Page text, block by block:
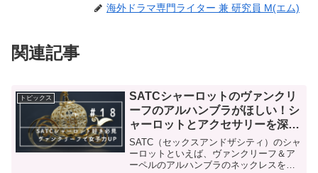
海外ドラマ専門ライター 兼 研究員 M(エム)
関連記事
トピックス
SATCシャーロットのヴァンクリ
ーフのアルハンブラがほしい！シ
ャーロットとアクセサリーを深
堀！
SATC（セックスアンドザシティ）のシャ
ーロットといえば、ヴァンクリーフ＆ア
ーペルのアルハンブラのネックレスを女